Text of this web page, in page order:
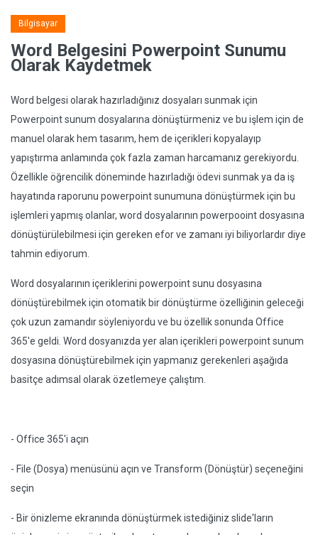
Bilgisayar
Word Belgesini Powerpoint Sunumu
Olarak Kaydetmek
Word belgesi olarak hazırladığınız dosyaları sunmak için
Powerpoint sunum dosyalarına dönüştürmeniz ve bu işlem için de
manuel olarak hem tasarım, hem de içerikleri kopyalayıp
yapıştırma anlamında çok fazla zaman harcamanız gerekiyordu.
Özellikle öğrencilik döneminde hazırladığı ödevi sunmak ya da iş
hayatında raporunu powerpoint sunumuna dönüştürmek için bu
işlemleri yapmış olanlar, word dosyalarının powerpooint dosyasına
dönüştürülebilmesi için gereken efor ve zamanı iyi biliyorlardır diye
tahmin ediyorum.
Word dosyalarının içeriklerini powerpoint sunu dosyasına
dönüştürebilmek için otomatik bir dönüştürme özelliğinin geleceği
çok uzun zamandır söyleniyordu ve bu özellik sonunda Office
365'e geldi. Word dosyanızda yer alan içerikleri powerpoint sunum
dosyasına dönüştürebilmek için yapmanız gerekenleri aşağıda
basitçe adımsal olarak özetlemeye çalıştım.
- Office 365'i açın
- File (Dosya) menüsünü açın ve Transform (Dönüştür) seçeneğini
seçin
- Bir önizleme ekranında dönüştürmek istediğiniz slide'ların